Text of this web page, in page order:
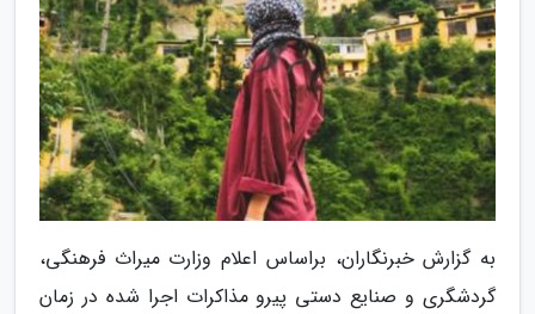
به گزارش خبرنگاران، براساس اعلام وزارت میراث فرهنگی،
گردشگری و صنایع دستی پیرو مذاکرات اجرا شده در زمان